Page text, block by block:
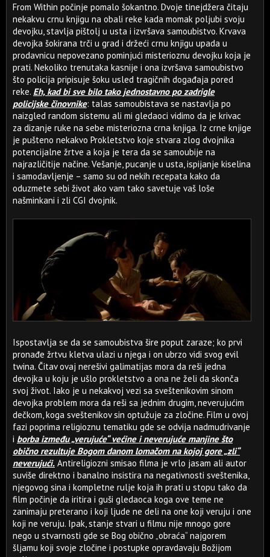
From Within počinje pomalo šokantno. Dvoje tinejdžera čitaju
nekakvu crnu knjigu na obali reke kada momak poljubi svoju
devojku, stavlja pištolj u usta i izvršava samoubistvo. Krvava
devojka šokirana trči u grad i držeći crnu knjigu upada u
prodavnicu nepovezano pominjući misterioznu devojku koja je
prati. Nekoliko trenutaka kasnije i ona izvršava samoubistvo
što policija pripisuje šoku usled tragičnih događaja pored
reke. Eh, kad bi sve bilo tako jednostavno po zadrigle
policijske činovnike: talas samoubistava se nastavlja po
naizgled random sistemu ali mi gledaoci vidimo da je krivac
za dizanje ruke na sebe misteriozna crna knjiga. Iz crne knjige
je pušteno nekakvo Prokletstvo koje stvara zlog dvojnika
potencijalne žrtve a koja je tera da se samoubije na
najrazličitije načine. Vešanje, pucanje u usta, ispijanje kiselina
i samodavljenje – samo su od nekih recepata kako da
oduzmete sebi život ako vam tako savetuje vaš loše
našminkani i zli CGI dvojnik.
Ispostavlja se da se samoubistva šire poput zaraze; ko prvi
pronađe žrtvu kletva ulazi u njega i on ubrzo vidi svog evil
twina. Čitav ovaj nerešivi galimatijas mora da reši jedna
devojka u koju je ušlo prokletstvo a ona ne želi da skonča
svoj život. Iako je u nekakvoj vezi sa sveštenikovim sinom
devojka problem mora da reši sa jednim drugim, neverujućim
dečkom, koga sveštenikov sin optužuje za zločine. Film u ovoj
fazi poprima religioznu tematiku gde se odvija nadmudrivanje
i borba između „verujuće“ većine i neverujuće manjine što
obično rezultuje Bogom danom lomačom na kojoj gore „zli“
neverujući. Antireligiozni smisao filma je vrlo jasam ali autor
suviše direktno i banalno insistira na negativnosti sveštenika,
njegovog sina i kompletne rulje koja ih prati u stopu tako da
film počinje da iritira i guši gledaoca koga ove teme ne
zanimaju preterano i koji ljude ne deli na one koji veruju i one
koji ne veruju. Ipak, stanje stvari u filmu nije mnogo gore
nego u stvarnosti gde se Bog obično „obraća“ najgorem
šljamu koji svoje zločine i postupke opravdavaju Božijom